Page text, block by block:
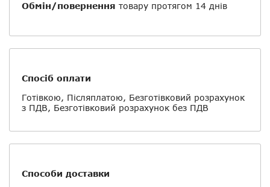
Обмін/повернення товару протягом 14 днів
Спосіб оплати
Готівкою, Післяплатою, Безготівковий розрахунок
з ПДВ, Безготівковий розрахунок без ПДВ
Способи доставки